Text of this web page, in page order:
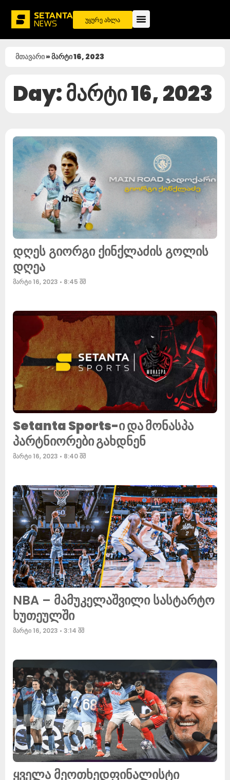
უყურე ახლა
მთავარი»მარტი 16, 2023
Day: მარტი 16, 2023
დღეს გიორგი ქინქლაძის გოლის
დღეა
მარტი 16, 2023 8:45 შშ
Setanta Sports-ი და მონასპა
პარტნიორები გახდნენ
მარტი 16, 2023 8:40 შშ
NBA – მამუკელაშვილი სასტარტო
ხუთეულში
მარტი 16, 2023 3:14 შშ
ყველა მეოთხედფინალისტი